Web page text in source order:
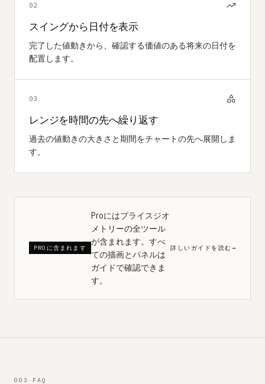
02
スイングから日付を表示
完了した値動きから、確認する価値のある将来の日付を
配置します。
03
レンジを時間の先へ繰り返す
過去の値動きの大きさと期間をチャートの先へ展開しま
す。
PROに含まれます
Proにはプライスジオ
メトリーの全ツール
が含まれます。すべ
ての描画とパネルは
ガイドで確認できま
す。
詳しいガイドを読む→
003 FAQ